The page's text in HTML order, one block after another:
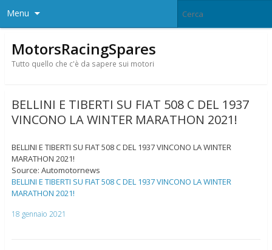
Menu
MotorsRacingSpares
Tutto quello che c'è da sapere sui motori
BELLINI E TIBERTI SU FIAT 508 C DEL 1937
VINCONO LA WINTER MARATHON 2021!
BELLINI E TIBERTI SU FIAT 508 C DEL 1937 VINCONO LA WINTER
MARATHON 2021!
Source: Automotornews
BELLINI E TIBERTI SU FIAT 508 C DEL 1937 VINCONO LA WINTER
MARATHON 2021!
18 gennaio 2021